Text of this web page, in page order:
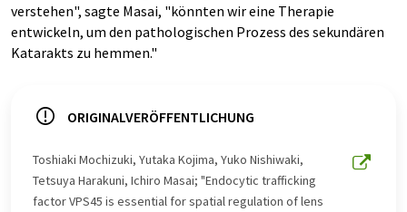
verstehen", sagte Masai, "könnten wir eine Therapie
entwickeln, um den pathologischen Prozess des sekundären
Katarakts zu hemmen."
ORIGINALVERÖFFENTLICHUNG
Toshiaki Mochizuki, Yutaka Kojima, Yuko Nishiwaki,
Tetsuya Harakuni, Ichiro Masai; "Endocytic trafficking
factor VPS45 is essential for spatial regulation of lens